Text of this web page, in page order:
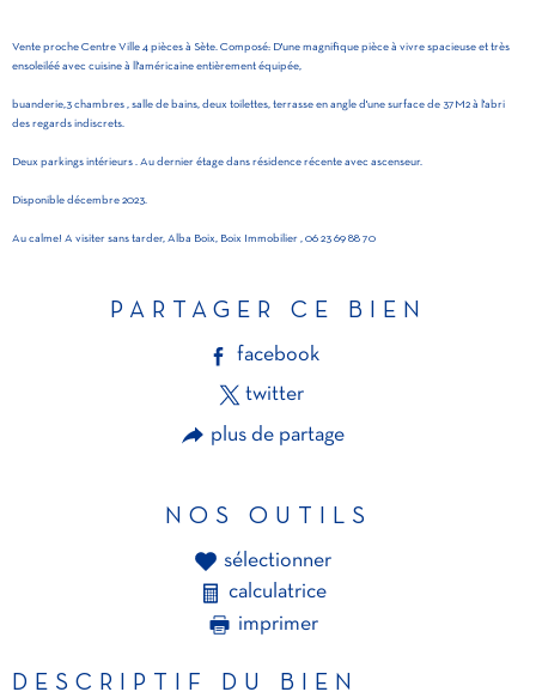
Vente proche Centre Ville 4 pièces à Sète. Composé: D'une magnifique pièce à vivre spacieuse et très
ensoleiléé avec cuisine à ll'américaine entièrement équipée,
buanderie,3 chambres , salle de bains, deux toilettes, terrasse en angle d'une surface de 37M2 à l'abri
des regards indiscrets.
Deux parkings intérieurs . Au dernier étage dans résidence récente avec ascenseur.
Disponible décembre 2023.
Au calme! A visiter sans tarder, Alba Boix, Boix Immobilier , 06 23 69 88 70
PARTAGER CE BIEN
facebook
twitter
plus de partage
NOS OUTILS
sélectionner
calculatrice
imprimer
DESCRIPTIF DU BIEN